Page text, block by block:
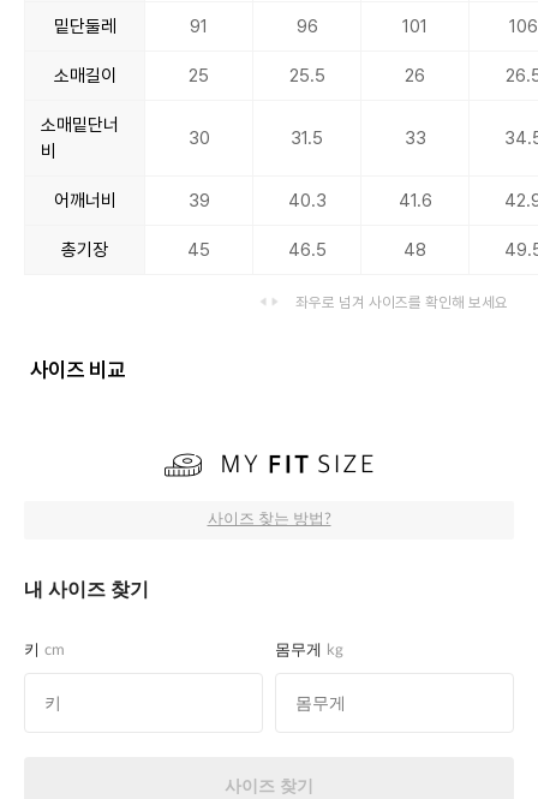
밑단둘레 91 96 101 106
소매길이 25 25.5 26
소매밑단너
비
30 31.5 33
어깨너비 39 40.3 41.6
총기장 45 46.5 48
좌우로 넘겨 사이즈를 확인해 보세요
사이즈 비교